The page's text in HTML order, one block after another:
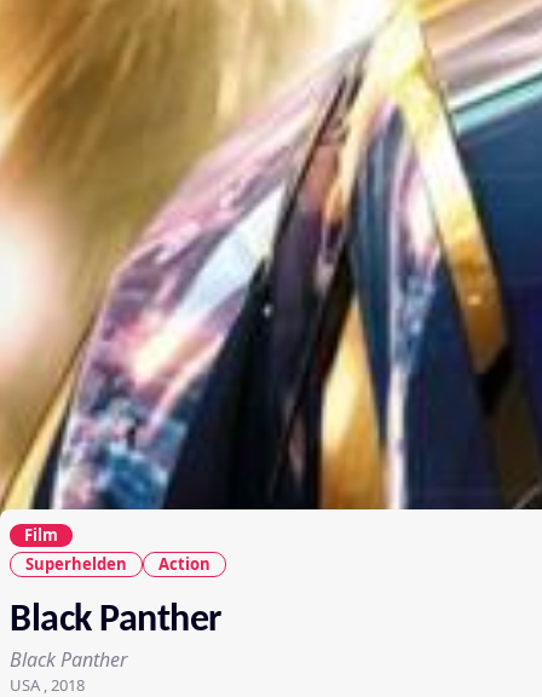
Film
Superhelden
Action
Black Panther
Black Panther
USA , 2018